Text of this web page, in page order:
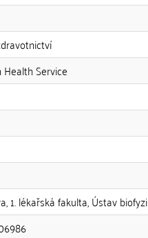
Service
1. lékařská fakulta, Ústav